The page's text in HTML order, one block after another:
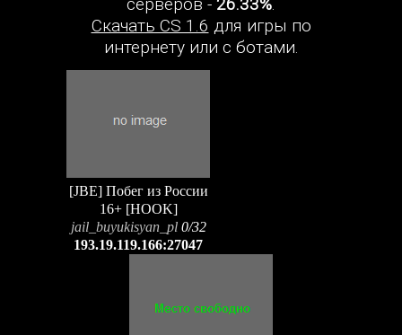
Скачать CS 1.6 для игры по
интернету или с ботами.
[JBE] Побег из России
16+ [HOOK]
jail_buyukisyan_pl 0/32
193.19.119.166:27047